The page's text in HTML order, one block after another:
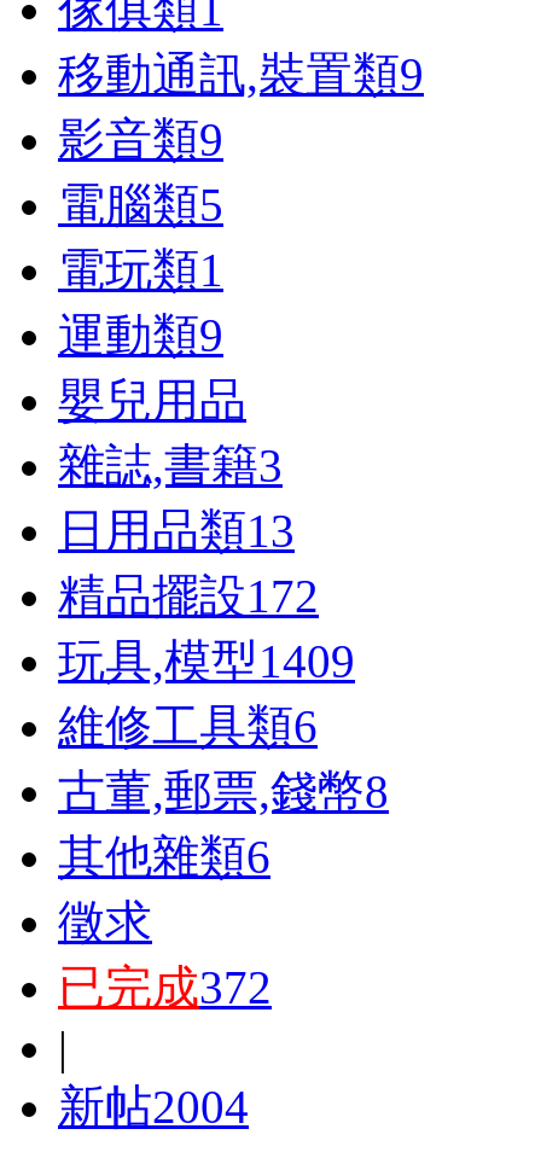
移動通訊,裝置類9
影音類9
電腦類5
電玩類1
運動類9
嬰兒用品
雜誌,書籍3
日用品類13
精品擺設172
玩具,模型1409
維修工具類6
古董,郵票,錢幣8
其他雜類6
徵求
已完成372
|
新帖2004